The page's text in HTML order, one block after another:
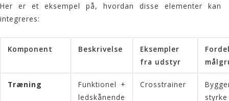
Her er et eksempel på, hvordan disse elementer kan
integreres:
Komponent Beskrivelse
Eksempler
fra udstyr
Træning
Funktionel +
ledskånende
Crosstrainer